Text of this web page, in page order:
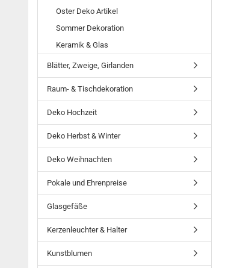
Oster Deko Artikel
Sommer Dekoration
Keramik & Glas
Blätter, Zweige, Girlanden
Raum- & Tischdekoration
Deko Hochzeit
Deko Herbst & Winter
Deko Weihnachten
Pokale und Ehrenpreise
Glasgefäße
Kerzenleuchter & Halter
Kunstblumen